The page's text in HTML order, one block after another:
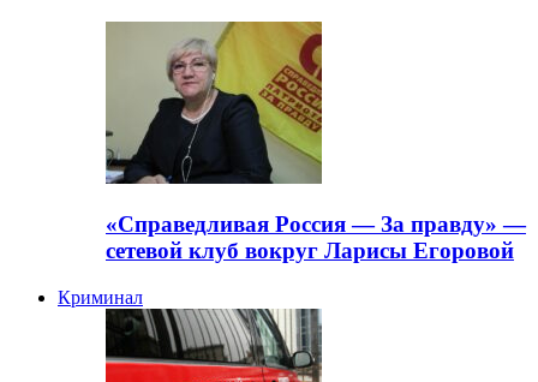
«Справедливая Россия — За правду» —
сетевой клуб вокруг Ларисы Егоровой
Криминал